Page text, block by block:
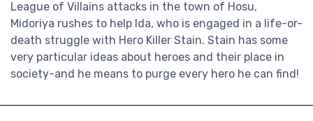
League of Villains attacks in the town of Hosu,
Midoriya rushes to help Ida, who is engaged in a life-or-
death struggle with Hero Killer Stain. Stain has some
very particular ideas about heroes and their place in
society-and he means to purge every hero he can find!